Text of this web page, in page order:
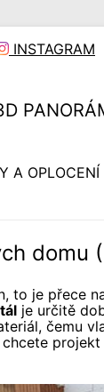
INSTAGRAM
A OPLOCENÍ
domu
je přece
je určitě
čemu